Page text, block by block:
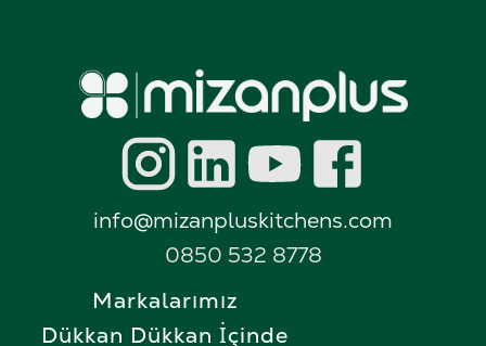
info@mizanpluskitchens.com
0850 532 8778
Markalarımız
Dükkan Dükkan İçinde